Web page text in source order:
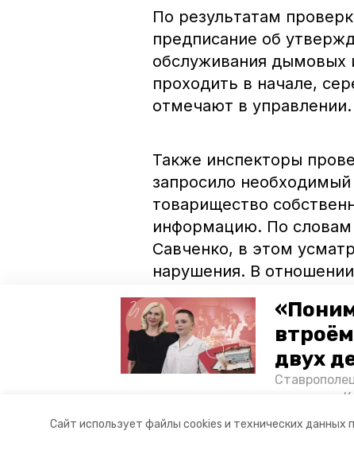
Сайт использует файлы cookies и технических данных
двух
тонущих в
По результатам
предписание об
обслуживания дымовых
проходить в начале,
отмечают в управлении.
Также инспекторы
запросило
товарищество
информацию. По словам
Савченко, в этом
нарушения. В
протокол.
Ранее сообщалось, что
внеплановые проверки